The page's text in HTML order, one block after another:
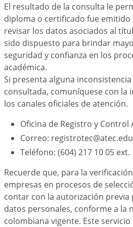
El resultado de la consulta le
diploma o certificado fue
revisar los datos asociados al
sido dispuesto para brindar
seguridad y confianza en los
académica.
Si presenta alguna
consultada, comuníquese con la
los canales oficiales de atención.
Oficina de Registro y Control
Correo:
Teléfono: (604) 217 10 05 ext.
Recuerde que, para la
empresas en procesos de
contar con la autorización
datos personales, conforme a la
colombiana vigente. Este